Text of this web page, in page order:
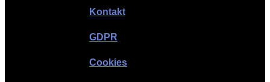
Kontakt
GDPR
Cookies